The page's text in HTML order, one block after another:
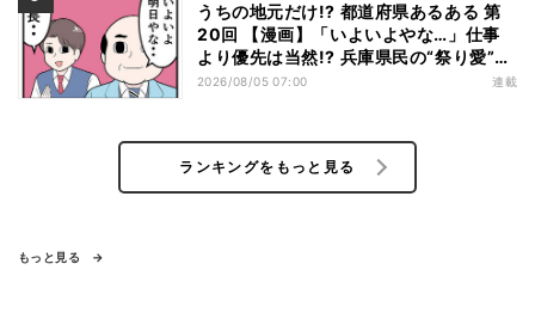
うちの地元だけ!? 都道府県あるある 第
20回 【漫画】「いよいよやな…」仕事
より優先は当然!? 兵庫県民の“祭り愛”が
熱すぎた
2026/08/05 07:00 連載
ランキングをもっと見る
もっと見る